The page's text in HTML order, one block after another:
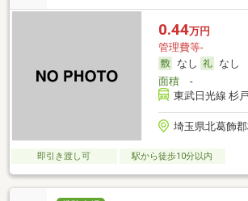
0.44万円
管理費等-
なし
なし
面積-
東武日光線 杉
埼玉県北葛飾
即引き渡し可 駅から徒歩10分以内